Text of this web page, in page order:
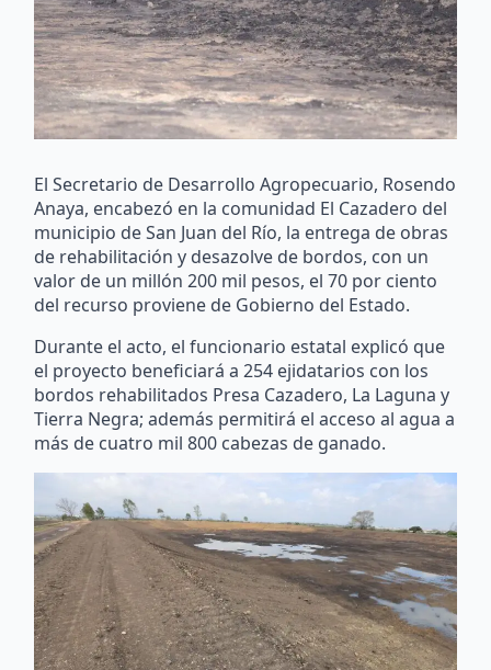
El Secretario de Desarrollo Agropecuario, Rosendo
Anaya, encabezó en la comunidad El Cazadero del
municipio de San Juan del Río, la entrega de obras
de rehabilitación y desazolve de bordos, con un
valor de un millón 200 mil pesos, el 70 por ciento
del recurso proviene de Gobierno del Estado.
Durante el acto, el funcionario estatal explicó que
el proyecto beneficiará a 254 ejidatarios con los
bordos rehabilitados Presa Cazadero, La Laguna y
Tierra Negra; además permitirá el acceso al agua a
más de cuatro mil 800 cabezas de ganado.